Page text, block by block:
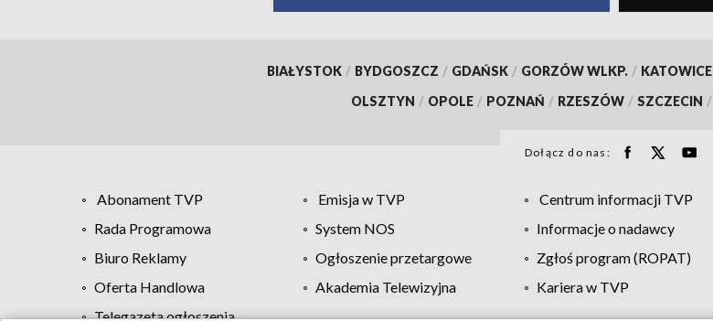
BIAŁYSTOK / BYDGOSZCZ / GDAŃSK / GORZÓW WLKP. / KATOWICE
OLSZTYN / OPOLE / POZNAŃ / RZESZÓW / SZCZECIN /
Dołącz do nas:
Abonament TVP Emisja w TVP Centrum informacji TVP
Rada Programowa
System NOS Informacje o nadawcy
Biuro Reklamy
Ogłoszenie przetargowe Zgłoś program (ROPAT)
Oferta Handlowa
Akademia Telewizyjna Kariera w TVP
Telegazeta ogłoszenia